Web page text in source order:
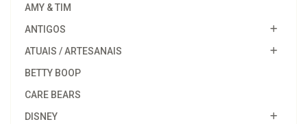
AMY & TIM
ANTIGOS
ATUAIS / ARTESANAIS
BETTY BOOP
CARE BEARS
DISNEY